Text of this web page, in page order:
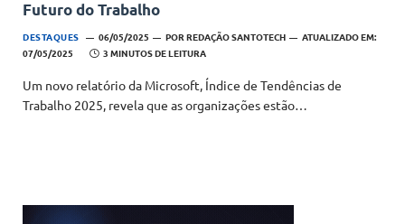
Futuro do Trabalho
DESTAQUES 06/05/2025 POR REDAÇÃO SANTOTECH
ATUALIZADO EM:
07/05/2025
3 MINUTOS DE LEITURA
Um novo relatório da Microsoft, Índice de Tendências de
Trabalho 2025, revela que as organizações estão…